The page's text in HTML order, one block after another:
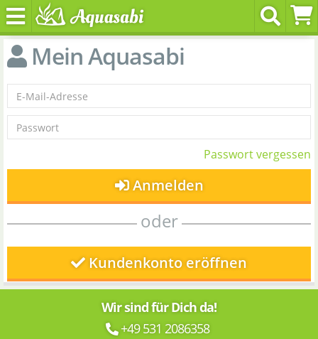
Mein Aquasabi
Passwort vergessen
Anmelden
oder
Kundenkonto eröffnen
Wir sind für Dich da!
+49 531 2086358